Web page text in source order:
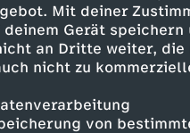
Mit deiner
Gerät
an Dritte weiter,
nicht zu
von
NCL, ist eine
Insgesamt gibt es 13
die häufigste Form,
entwickeln
tritt eine
führt. Im